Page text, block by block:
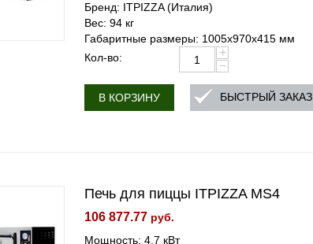
Бренд: ITPIZZA (Италия)
Вес: 94 кг
Габаритные размеры: 1005х970х415 мм
Кол-во:
+
−
В КОРЗИНУ БЫСТРЫЙ ЗАКАЗ
Печь для пиццы ITPIZZA MS4
106 877.77 руб.
Мощность: 4.7 кВт